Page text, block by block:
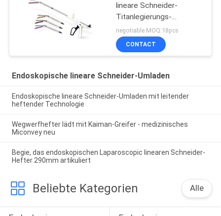
lineare Schneider-
Titanlegierungs-
Heftklammer-purpurrote
Patrone
negotiable MOQ:18pcs
CONTACT
Endoskopische lineare Schneider-Umladen
Endoskopische lineare Schneider-Umladen mit leitender
heftender Technologie
Wegwerfhefter lädt mit Kaiman-Greifer - medizinisches
Miconvey neu
Begie, das endoskopischen Laparoscopic linearen Schneider-
Hefter 290mm artikuliert
Beliebte Kategorien Alle